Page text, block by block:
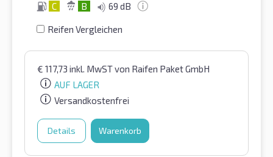
C B 69 dB
Reifen Vergleichen
€ 117,73 inkl. MwSTvon Raifen Paket GmbH
AUF LAGER
Versandkostenfrei
Details Warenkorb